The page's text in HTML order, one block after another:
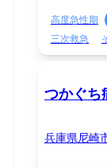
高度急性期
三次救急
つかぐち
兵庫県尼崎